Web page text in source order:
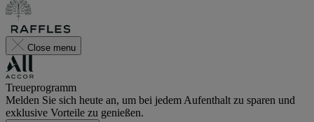
Close menu
Treueprogramm
Melden Sie sich heute an, um bei jedem Aufenthalt zu sparen und
exklusive Vorteile zu genießen.